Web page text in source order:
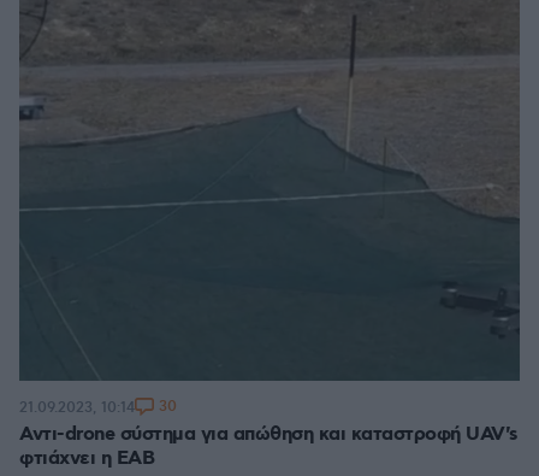
Αντι-drone σύστημα για απώθηση και καταστροφή UAV's
φτιάχνει η ΕΑΒ
21.09.2023, 10:14 30